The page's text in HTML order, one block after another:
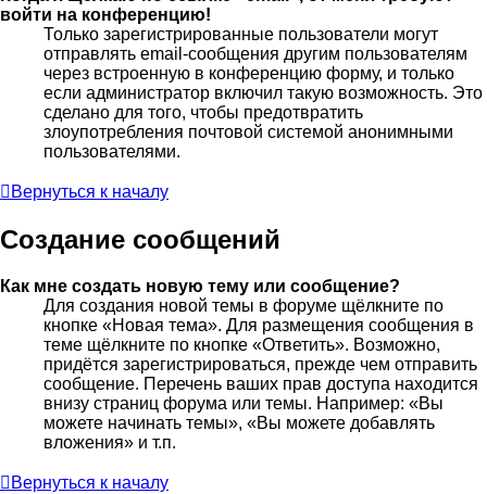
войти на конференцию!
Только зарегистрированные пользователи могут
отправлять email-сообщения другим пользователям
через встроенную в конференцию форму, и только
если администратор включил такую возможность. Это
сделано для того, чтобы предотвратить
злоупотребления почтовой системой анонимными
пользователями.
Вернуться к началу
Создание сообщений
Как мне создать новую тему или сообщение?
Для создания новой темы в форуме щёлкните по
кнопке «Новая тема». Для размещения сообщения в
теме щёлкните по кнопке «Ответить». Возможно,
придётся зарегистрироваться, прежде чем отправить
сообщение. Перечень ваших прав доступа находится
внизу страниц форума или темы. Например: «Вы
можете начинать темы», «Вы можете добавлять
вложения» и т.п.
Вернуться к началу